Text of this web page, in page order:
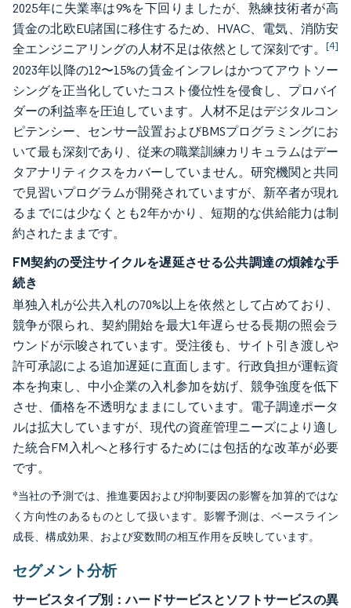
2025年に失業率は9%を下回りましたが、熟練技術者が高
賃金の北欧EU諸国に移住するため、HVAC、電気、消防安
全エンジニアリングの人材不足は依然として深刻です。 [4]
2023年以降の12〜15%の賃金インフレはかつてアウトソー
シングを正当化していたコスト優位性を侵食し、プロバイ
ダーの利益率を圧迫しています。人材不足はデジタルコン
ピテンシー、センサー設置およびBMSプログラミングにお
いて最も深刻であり、従来の職業訓練カリキュラムはデー
タアナリティクスをカバーしていません。研究機関と共同
で見習いプログラムが開発されていますが、新卒者が現れ
るまでには少なくとも2年かかり、短期的な供給能力は制
約されたままです。
FM契約の受注サイクルを遅延させる公共調達の煩雑な手
続き
単独入札が公共入札の70%以上を依然として占めており、
競争が限られ、契約開始を最大1年遅らせる長期の照会ラ
ウンドが示唆されています。受注後も、サイト引き渡しや
許可承認による追加遅延に直面します。行政負担が運転資
本を拘束し、中小企業の入札参加を妨げ、競争強度を低下
させ、価格を不透明なままにしています。電子調達ポータ
ルは拡大していますが、現代の資産管理ニーズにより適し
た統合FM入札へと移行するためには包括的な改革が必要
です。
*当社の予測では、推進要因および抑制要因の影響を加算的ではな
く方向性のあるものとして扱います。影響予測は、ベースライン
成長、構成効果、および変数間の相互作用を反映しています。
セグメント分析
サービスタイプ別：ハードサービスとソフトサービスの異